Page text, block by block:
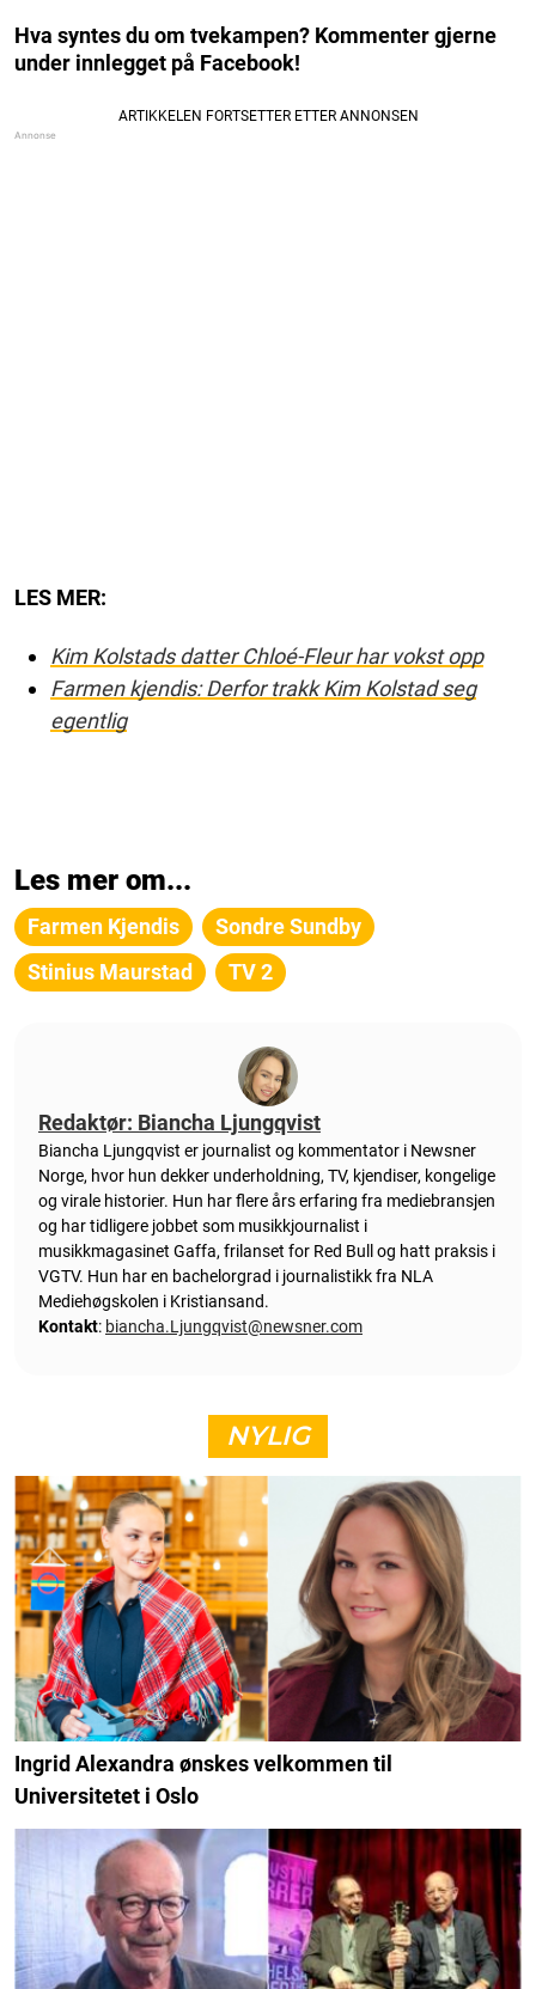
Hva syntes du om tvekampen? Kommenter gjerne
under innlegget på Facebook!
LES MER:
Kim Kolstads datter Chloé-Fleur har vokst opp
Farmen kjendis: Derfor trakk Kim Kolstad seg
egentlig
Les mer om...
Farmen Kjendis
Sondre Sundby
Stinius Maurstad
TV 2
Redaktør: Biancha Ljungqvist
Biancha Ljungqvist er journalist og kommentator i Newsner
Norge, hvor hun dekker underholdning, TV, kjendiser, kongelige
og virale historier. Hun har flere års erfaring fra mediebransjen
og har tidligere jobbet som musikkjournalist i
musikkmagasinet Gaffa, frilanset for Red Bull og hatt praksis i
VGTV. Hun har en bachelorgrad i journalistikk fra NLA
Mediehøgskolen i Kristiansand.
Kontakt: biancha.Ljungqvist@newsner.com
NYLIG
Ingrid Alexandra ønskes velkommen til
Universitetet i Oslo